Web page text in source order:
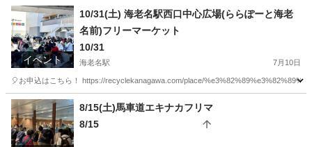
イベント
10/31(土) 海老名駅西口中心広場(ららぽーと海老
名前)フリーマーケット
10/31
海老名駅 7月10日
🎈お申込はこちら！ https://recyclekanagawa.com/place/
神奈川 海老名市 海老名駅 フリーマーケット
8/15(土)馬車道エキナカフリマ
8/15